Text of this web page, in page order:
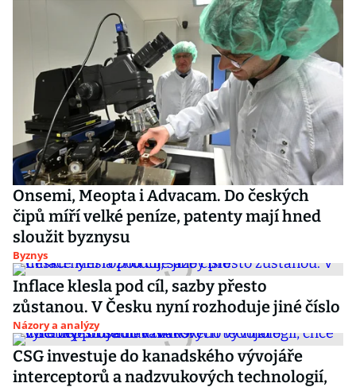
Onsemi, Meopta i Advacam. Do českých
čipů míří velké peníze, patenty mají hned
sloužit byznysu
Byznys
Inflace klesla pod cíl, sazby přesto
zůstanou. V Česku nyní rozhoduje jiné číslo
Názory a analýzy
CSG investuje do kanadského vývojáře
interceptorů a nadzvukových technologií,